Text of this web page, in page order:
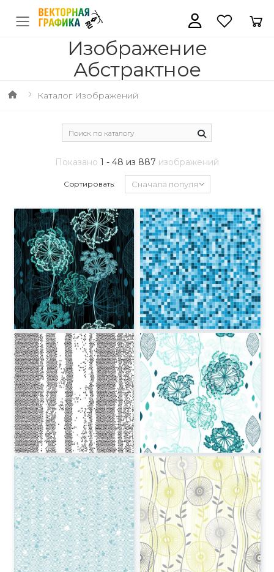
Изображение
Абстрактное
Каталог Изображений
Показано 1 - 48 из 887 изображений
Сортировать: